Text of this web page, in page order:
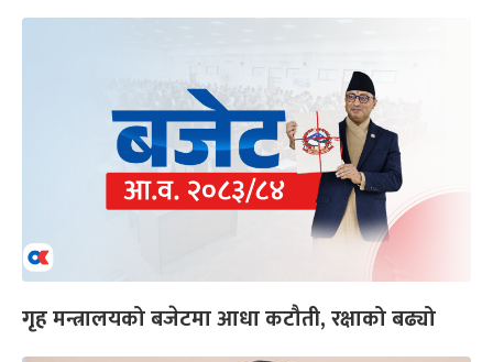
गृह मन्त्रालयको बजेटमा आधा कटौती, रक्षाको बढ्यो